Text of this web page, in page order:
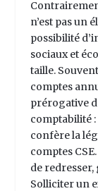
n’est pas un
possibilité
sociaux et
taille.
comptes
prérogative
comptabilité
confère la
comptes
de
Solliciter un